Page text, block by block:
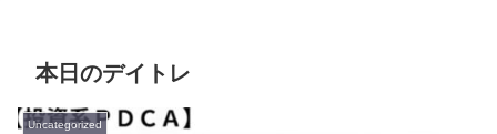
本日のデイトレ
Uncategorized